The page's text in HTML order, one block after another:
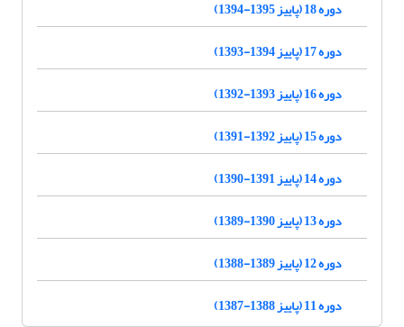
دوره 18 (پاییز 1395-1394)
دوره 17 (پاییز 1394-1393)
دوره 16 (پاییز 1393-1392)
دوره 15 (پاییز 1392-1391)
دوره 14 (پاییز 1391-1390)
دوره 13 (پاییز 1390-1389)
دوره 12 (پاییز 1389-1388)
دوره 11 (پاییز 1388-1387)